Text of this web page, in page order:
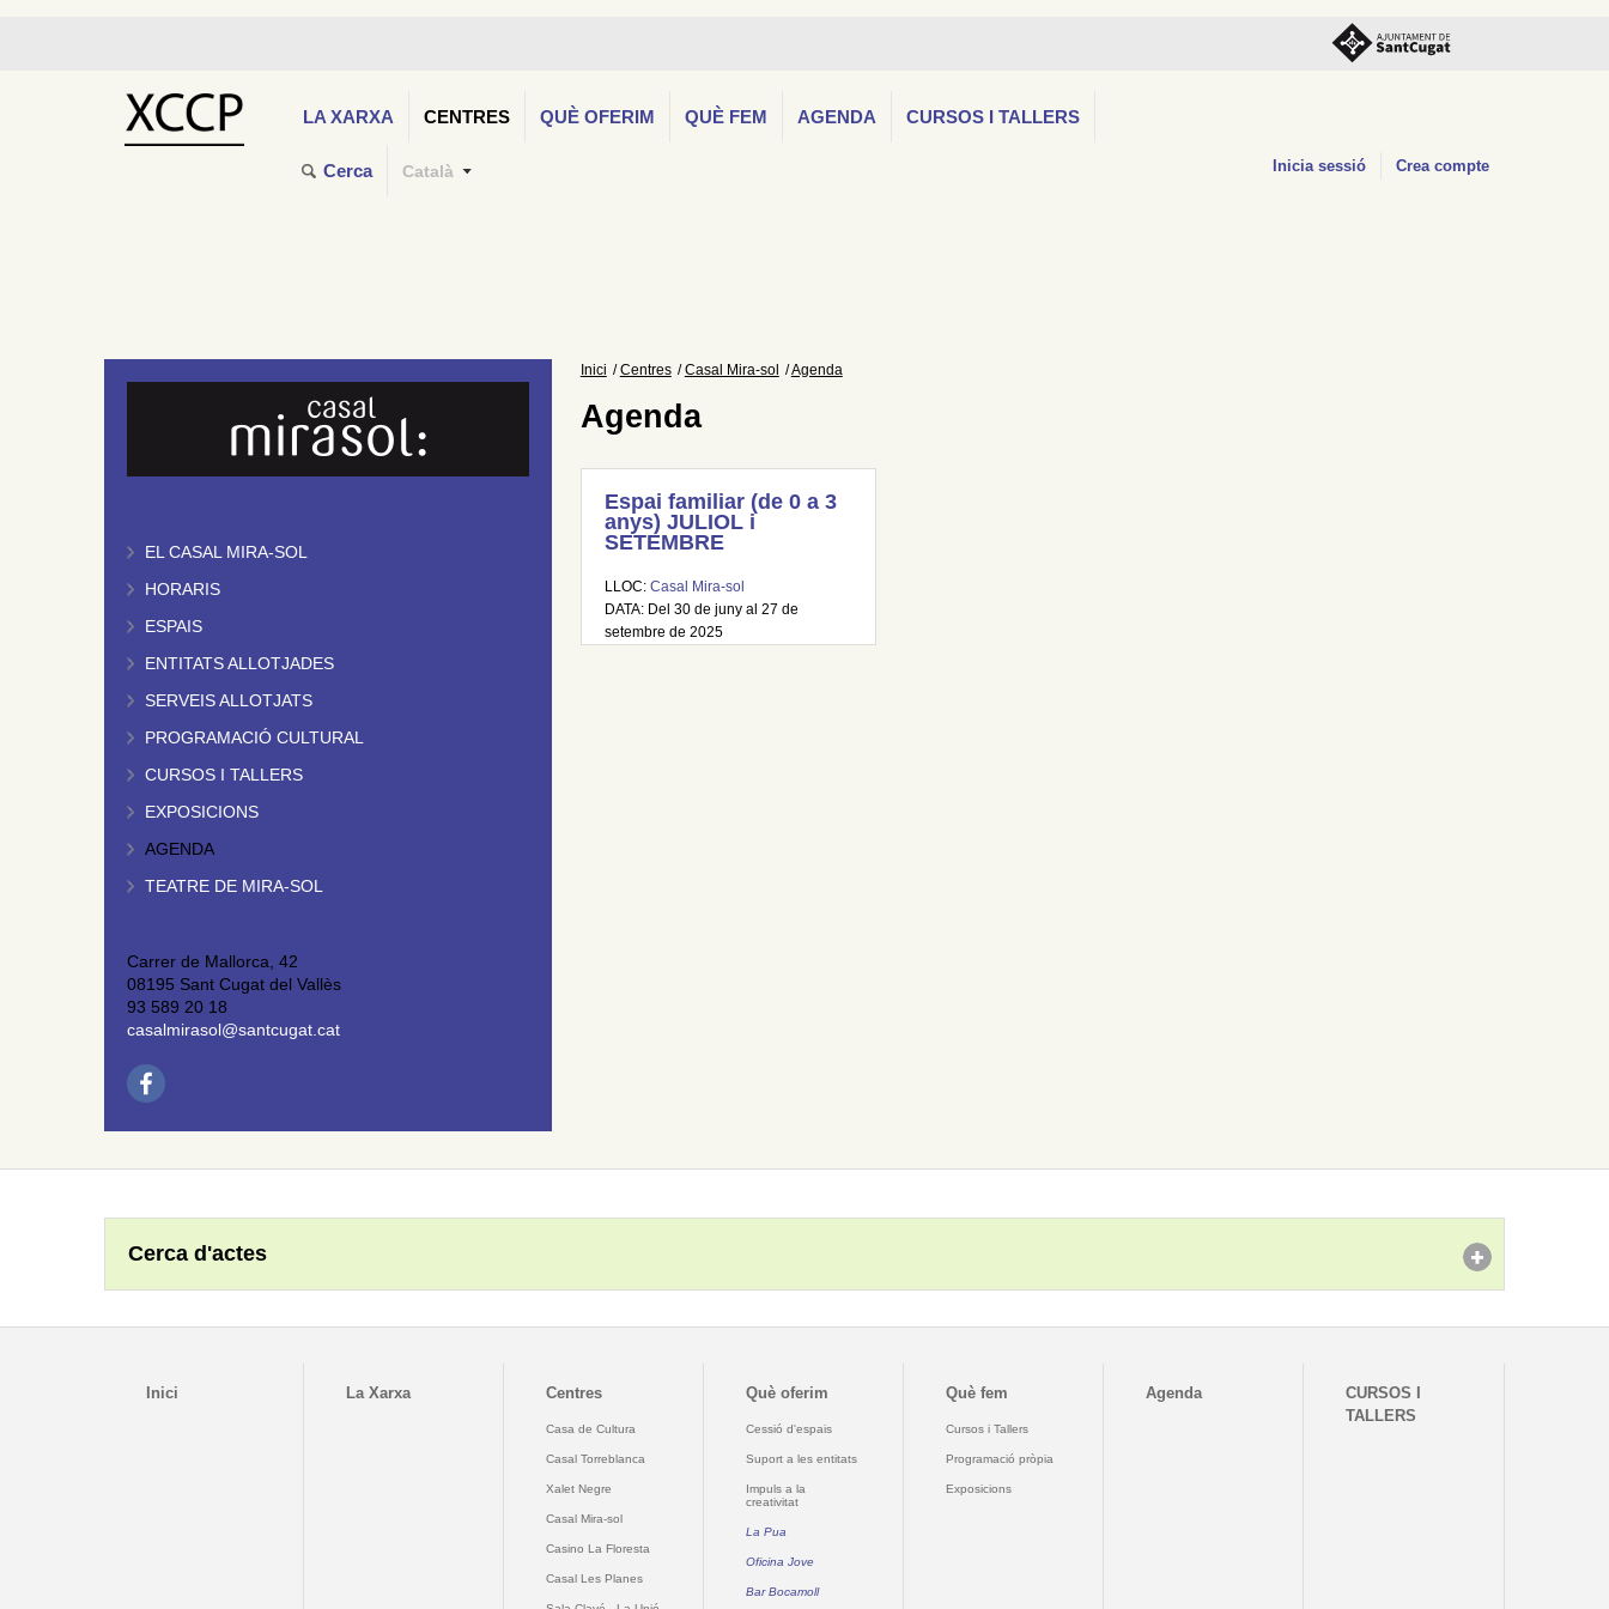
LA XARXA CENTRES QUÈ OFERIM QUÈ FEM AGENDA CURSOS I TALLERS
Cerca Català Inicia sessió Crea compte
EL CASAL MIRA-SOL
HORARIS
ESPAIS
ENTITATS ALLOTJADES
SERVEIS ALLOTJATS
PROGRAMACIÓ CULTURAL
CURSOS I TALLERS
EXPOSICIONS
AGENDA
TEATRE DE MIRA-SOL
Carrer de Mallorca, 42
08195 Sant Cugat del Vallès
93 589 20 18
casalmirasol@santcugat.cat
Inici Centres Casal Mira-sol Agenda
Agenda
Espai familiar (de 0 a 3
anys) JULIOL i
SETEMBRE
LLOC: Casal Mira-sol
DATA: Del 30 de juny al 27 de
setembre de 2025
Cerca d'actes
Inici La Xarxa Centres
Casa de Cultura
Casal Torreblanca
Xalet Negre
Casal Mira-sol
Casino La Floresta
Casal Les Planes
Què oferim
Cessió d'espais
Suport a les entitats
Impuls a la
creativitat
La Pua
Oficina Jove
Bar Bocamoll
Què fem
Cursos i Tallers
Programació pròpia
Exposicions
Agenda
CURSOS I
TALLERS